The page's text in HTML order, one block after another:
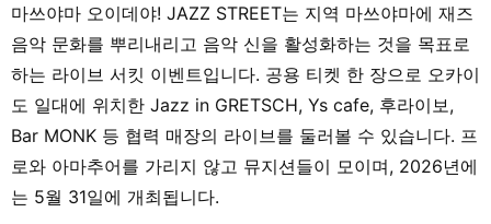
마쓰야마 오이데야! JAZZ STREET는 지역 마쓰야마에 재즈
음악 문화를 뿌리내리고 음악 신을 활성화하는 것을 목표로
하는 라이브 서킷 이벤트입니다. 공용 티켓 한 장으로 오카이
도 일대에 위치한 Jazz in GRETSCH, Ys cafe, 후라이보,
Bar MONK 등 협력 매장의 라이브를 둘러볼 수 있습니다. 프
로와 아마추어를 가리지 않고 뮤지션들이 모이며, 2026년에
는 5월 31일에 개최됩니다.